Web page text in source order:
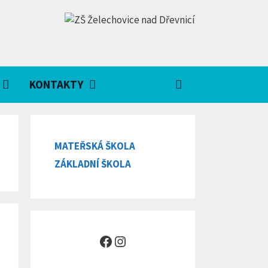
KONTAKTY
MATEŘSKÁ ŠKOLA
ZÁKLADNÍ ŠKOLA
Facebook
Instagram